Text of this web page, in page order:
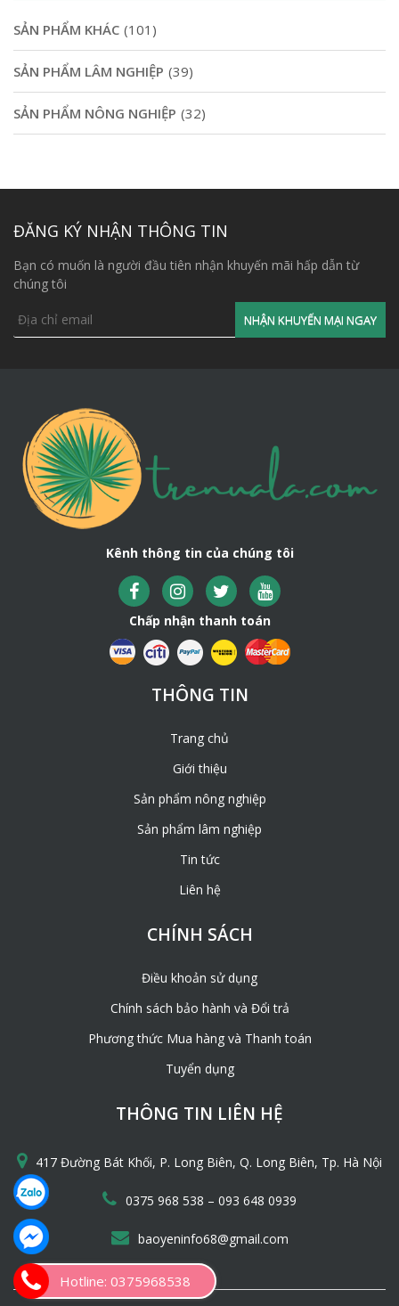
SẢN PHẨM KHÁC (101)
SẢN PHẨM LÂM NGHIỆP (39)
SẢN PHẨM NÔNG NGHIỆP (32)
ĐĂNG KÝ NHẬN THÔNG TIN
Bạn có muốn là người đầu tiên nhận khuyến mãi hấp dẫn từ
chúng tôi
Kênh thông tin của chúng tôi
Chấp nhận thanh toán
THÔNG TIN
Trang chủ
Giới thiệu
Sản phẩm nông nghiệp
Sản phẩm lâm nghiệp
Tin tức
Liên hệ
CHÍNH SÁCH
Điều khoản sử dụng
Chính sách bảo hành và Đổi trả
Phương thức Mua hàng và Thanh toán
Tuyển dụng
THÔNG TIN LIÊN HỆ
417 Đường Bát Khối, P. Long Biên, Q. Long Biên, Tp. Hà Nội
0375 968 538 – 093 648 0939
baoyeninfo68@gmail.com
Hotline: 0375968538